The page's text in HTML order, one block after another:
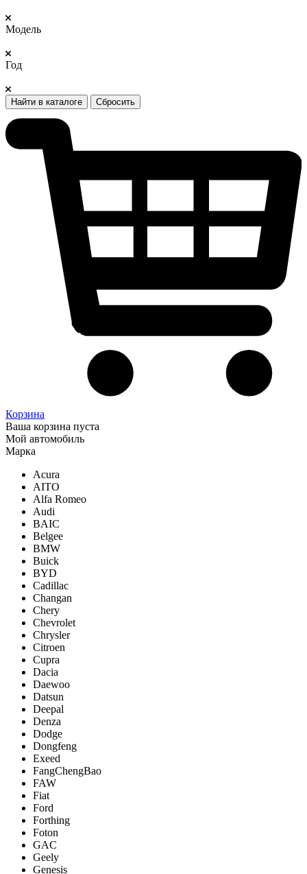
Модель
Год
Найти в каталоге Сбросить
Корзина
Ваша корзина пуста
Мой автомобиль
Марка
Acura
AITO
Alfa Romeo
Audi
BAIC
Belgee
BMW
Buick
BYD
Cadillac
Changan
Chery
Chevrolet
Chrysler
Citroen
Cupra
Dacia
Daewoo
Datsun
Deepal
Denza
Dodge
Dongfeng
Exeed
FangChengBao
FAW
Fiat
Ford
Forthing
Foton
GAC
Geely
Genesis